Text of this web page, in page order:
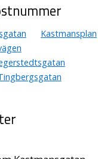
Kastmansplan